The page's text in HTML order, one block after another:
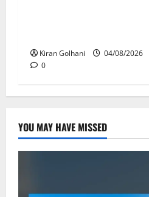
Kiran Golhani
04/08/2026
0
YOU MAY HAVE MISSED